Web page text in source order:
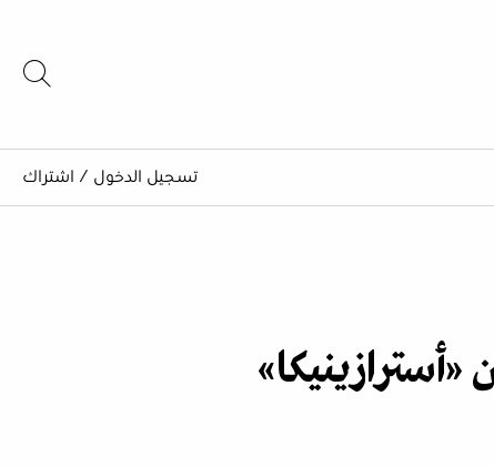
تسجيل الدخول / اشتراك